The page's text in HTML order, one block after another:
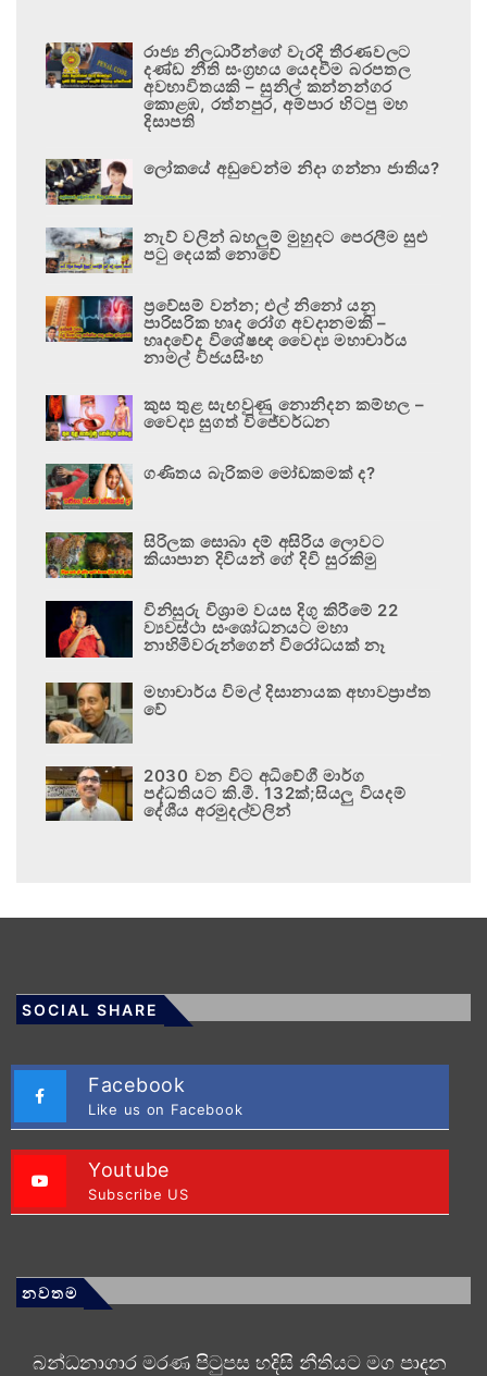
රාජ්‍ය නිලධාරීන්ගේ වැරදි තීරණවලට
දණ්ඩ නීති සංග්‍රහය යෙදවීම බරපතල
අවභාවිතයකි – සුනිල් කන්නන්ගර
කොළඹ, රත්නපුර, අම්පාර හිටපු මහ
දිසාපති
ලෝකයේ අඩුවෙන්ම නිදා ගන්නා ජාතිය?
නැව් වලින් බහලුම් මුහුදට පෙරලීම සුළු
පටු දෙයක් නොවේ
ප්‍රවේසම් වන්න; එල් නිනෝ යනු
පාරිසරික හෘද රෝග අවදානමකි –
හෘදවේද විශේෂඥ වෛද්‍ය මහාචාර්ය
නාමල් විජයසිංහ
කුස තුළ සැඟවුණු නොනිදන කම්හල –
වෛද්‍ය සුගත් විජේවර්ධන
ගණිතය බැරිකම මෝඩකමක් ද?
සිරිලක සොබා දම් අසිරිය ලොවට
කියාපාන දිවියන් ගේ දිවි සුරකිමු
විනිසුරු විශ්‍රාම වයස දිගු කිරීමේ 22
ව්‍යවස්ථා සංශෝධනයට මහා
නාහිමිවරුන්ගෙන් විරෝධයක් නෑ
මහාචාර්ය විමල් දිසානායක අභාවප්‍රාප්ත
වේ
2030 වන විට අධිවේගී මාර්ග
පද්ධතියට කි.මී. 132ක්;සියලු වියදම්
දේශීය අරමුදල්වලින්
SOCIAL SHARE
Facebook
Like us on Facebook
Youtube
Subscribe US
නවතම
බන්ධනාගාර මරණ පිටුපස හදිසි නීතියට මග පාදන